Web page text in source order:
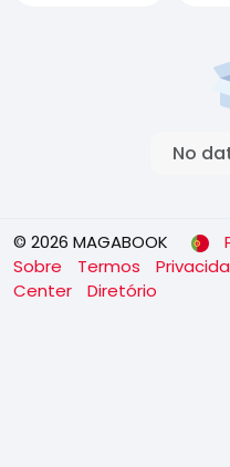
No
© 2026 MAGABOOK
Sobre
Termos
Center
Diretório